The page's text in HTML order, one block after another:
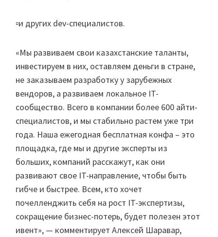
▫️и других dev-специалистов.
«Мы развиваем свои казахстанские таланты,
инвестируем в них, оставляем деньги в стране,
не заказываем разработку у зарубежных
вендоров, а развиваем локальное IT-
сообщество. Всего в компании более 600 айти-
специалистов, и мы стабильно растем уже три
года. Наша ежегодная бесплатная конфа – это
площадка, где мы и другие эксперты из
больших, компаний расскажут, как они
развивают свое IT-направление, чтобы быть
гибче и быстрее. Всем, кто хочет
почелленджить себя на рост IT-экспертизы,
сокращение бизнес-потерь, будет полезен этот
ивент», — комментирует Алексей Шаравар,